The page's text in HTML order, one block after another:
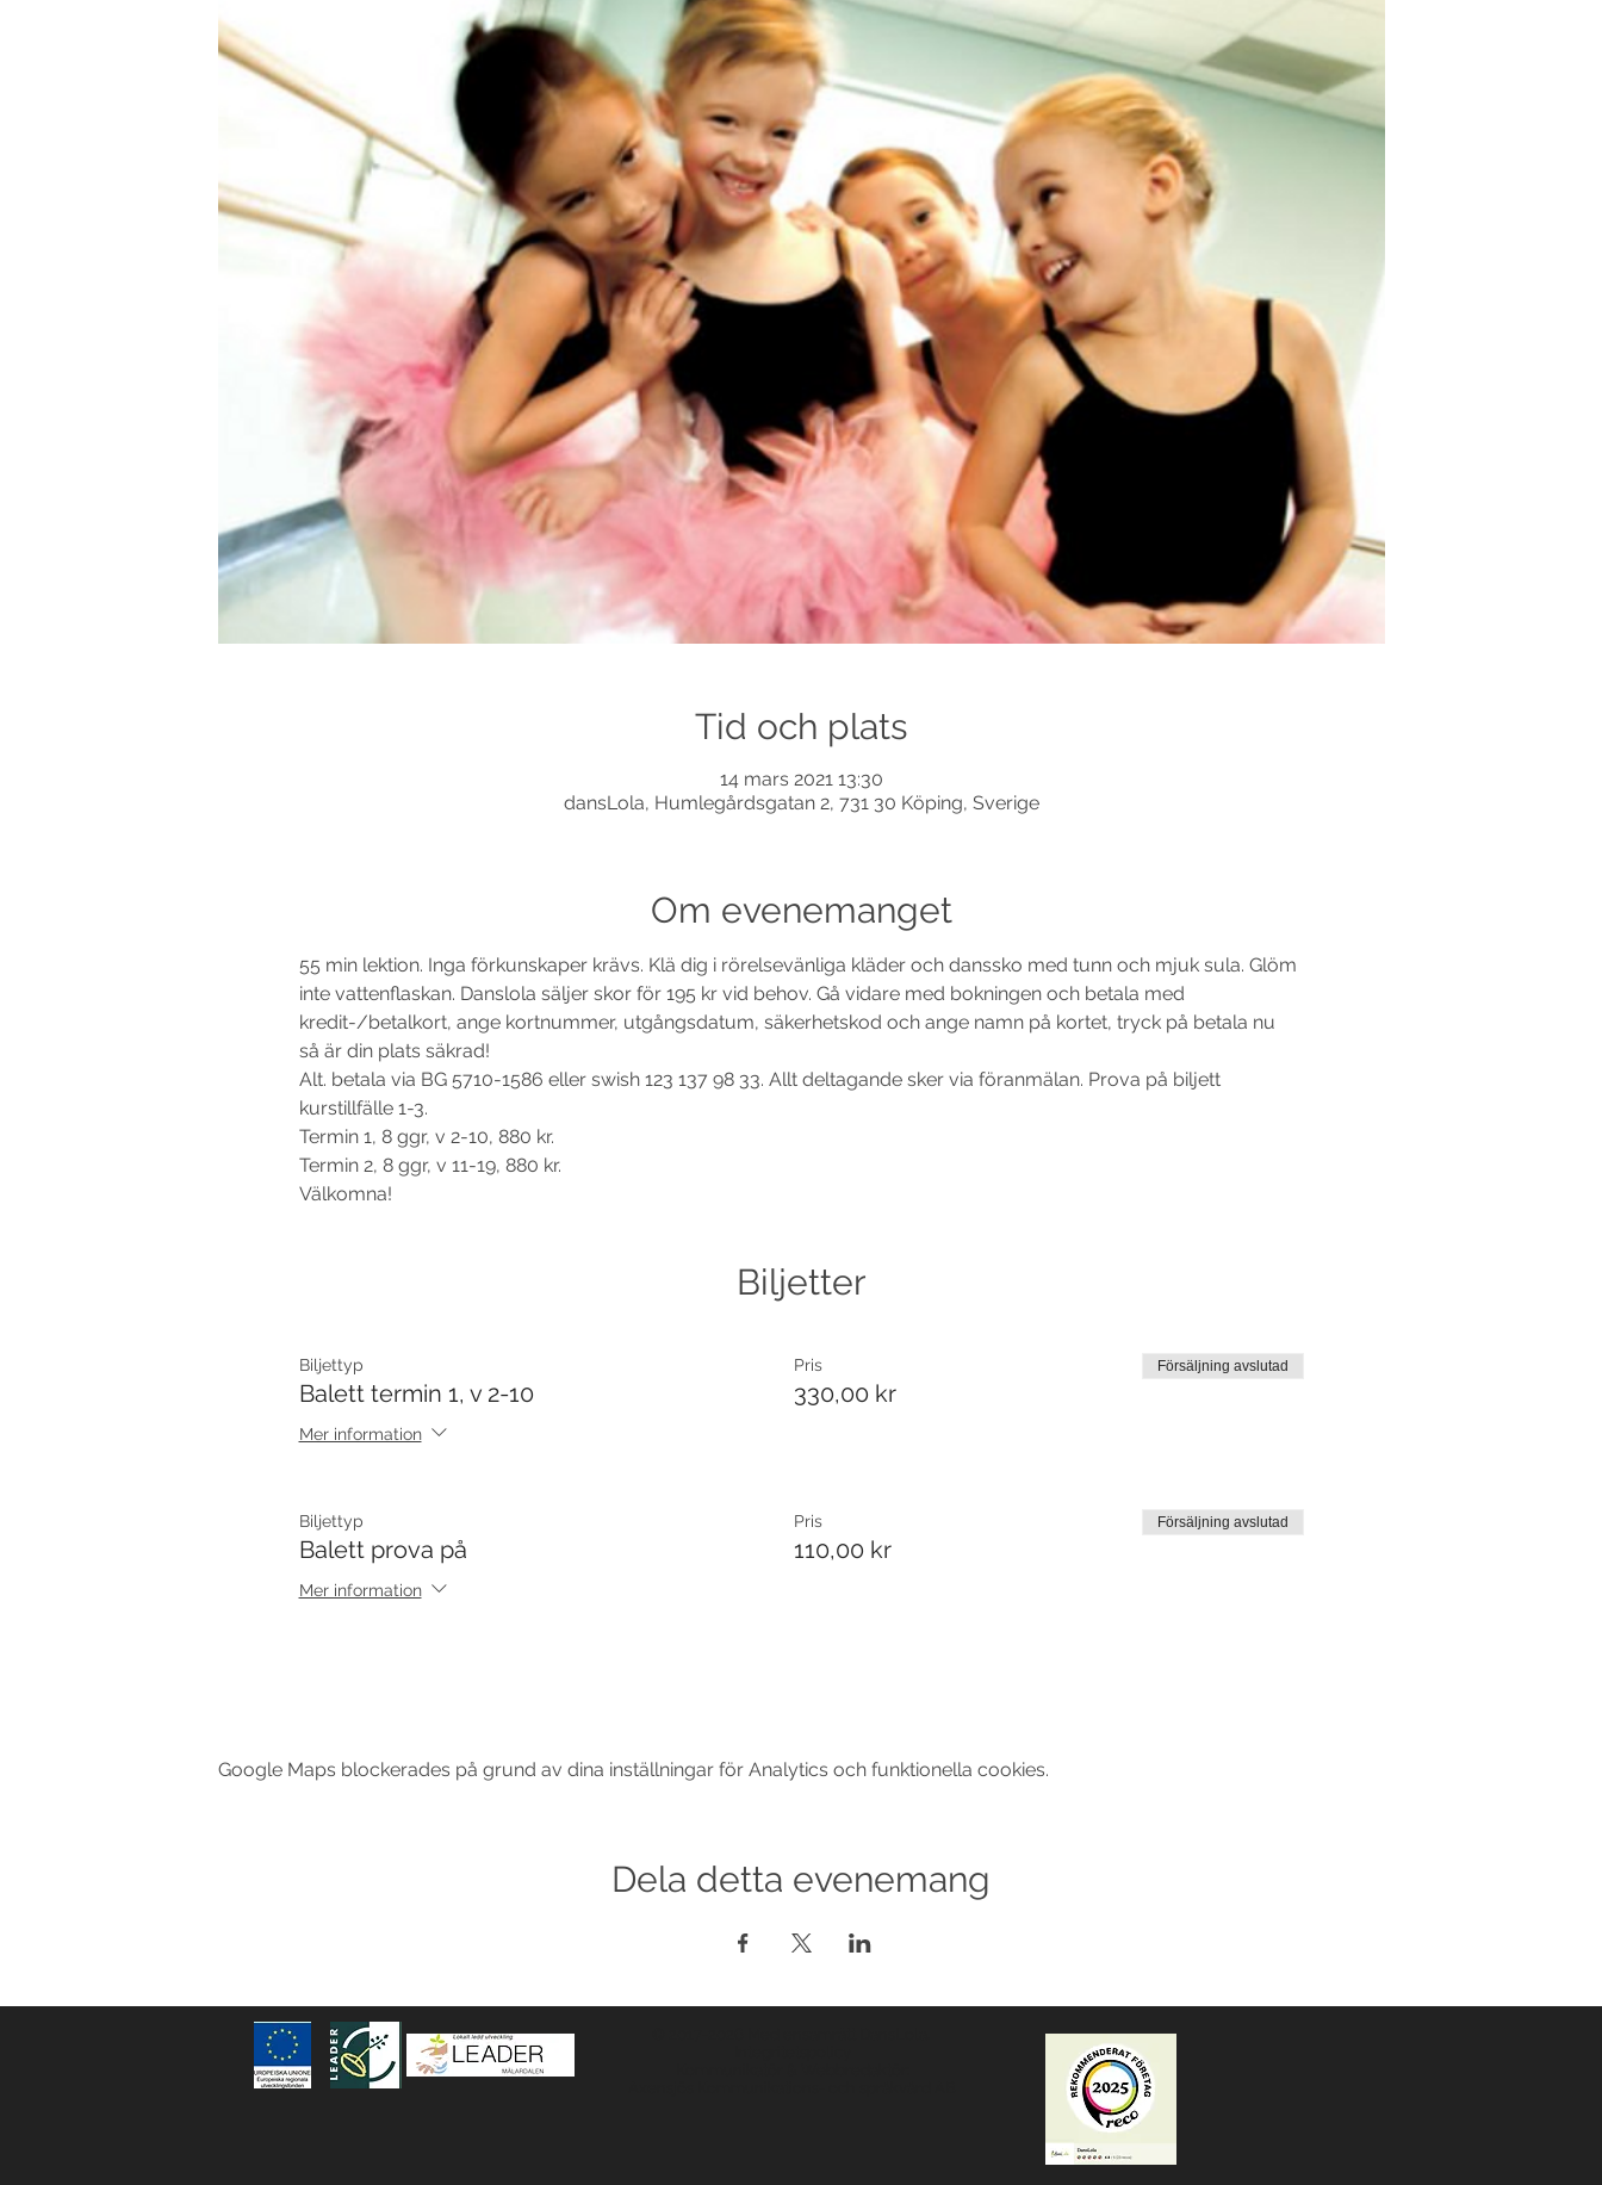
Tid och plats
14 mars 2021 13:30
dansLola, Humlegårdsgatan 2, 731 30 Köping, Sverige
Om evenemanget
55 min lektion. Inga förkunskaper krävs. Klä dig i rörelsevänliga kläder och danssko med tunn och mjuk sula. Glöm
inte vattenflaskan. Danslola säljer skor för 195 kr vid behov. Gå vidare med bokningen och betala med
kredit-/betalkort, ange kortnummer, utgångsdatum, säkerhetskod och ange namn på kortet, tryck på betala nu
så är din plats säkrad!
Alt. betala via BG 5710-1586 eller swish 123 137 98 33. Allt deltagande sker via föranmälan. Prova på biljett
kurstillfälle 1-3.
Termin 1, 8 ggr, v 2-10, 880 kr.
Termin 2, 8 ggr, v 11-19, 880 kr.
Välkomna!
Biljetter
Biljettyp
Balett termin 1, v 2-10
Mer information
Pris
330,00 kr
Försäljning avslutad
Biljettyp
Balett prova på
Mer information
Pris
110,00 kr
Försäljning avslutad
Google Maps blockerades på grund av dina inställningar för Analytics och funktionella cookies.
Dela detta evenemang